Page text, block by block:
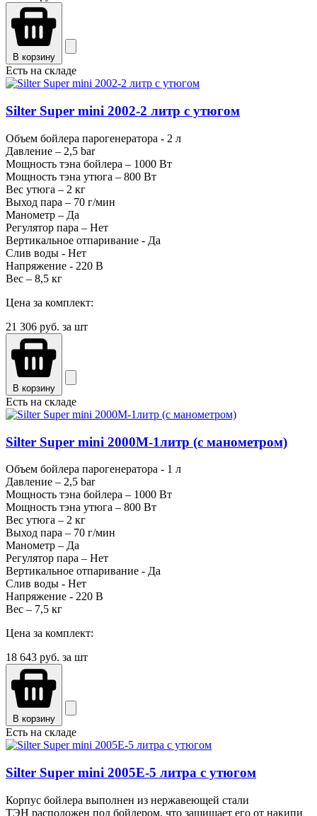
В корзину
Есть на складе
Silter Super mini 2002-2 литр c утюгом
Объем бойлера парогенератора - 2 л
Давление – 2,5 bar
Мощность тэна бойлера – 1000 Вт
Мощность тэна утюга – 800 Вт
Вес утюга – 2 кг
Выход пара – 70 г/мин
Манометр – Да
Регулятор пара – Нет
Вертикальное отпаривание - Да
Слив воды - Нет
Напряжение - 220 В
Вес – 8,5 кг
Цена за комплект:
21 306 руб. за шт
В корзину
Есть на складе
Silter Super mini 2000M-1литр (с манометром)
Объем бойлера парогенератора - 1 л
Давление – 2,5 bar
Мощность тэна бойлера – 1000 Вт
Мощность тэна утюга – 800 Вт
Вес утюга – 2 кг
Выход пара – 70 г/мин
Манометр – Да
Регулятор пара – Нет
Вертикальное отпаривание - Да
Слив воды - Нет
Напряжение - 220 В
Вес – 7,5 кг
Цена за комплект:
18 643 руб. за шт
В корзину
Есть на складе
Silter Super mini 2005Е-5 литра с утюгом
Корпус бойлера выполнен из нержавеющей стали
ТЭН расположен под бойлером, что защищает его от накипи